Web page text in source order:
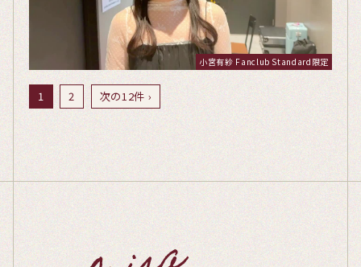
小宮有紗 Fanclub Standard限定
1 2 次の12件 ›